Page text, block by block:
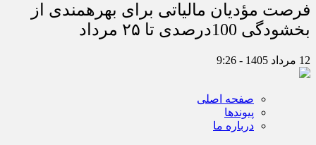
فرصت مؤدیان مالیاتی برای بهره‎مندی از
بخشودگی 100درصدی تا ۲۵ مرداد
12 مرداد 1405 - 9:26
صفحه اصلی
پیوندها
درباره ما